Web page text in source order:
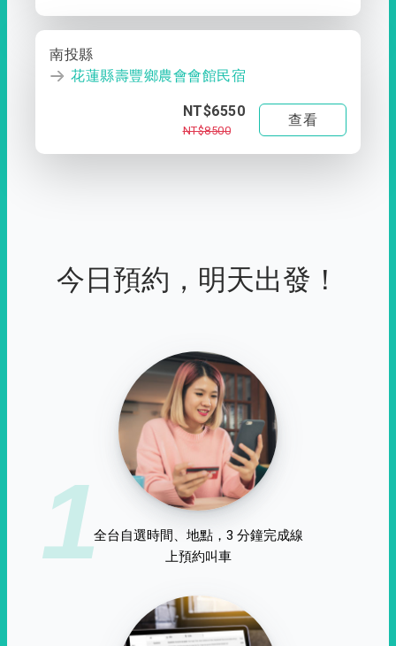
南投縣
花蓮縣壽豐鄉農會會館民宿
NT$6550
NT$8500
查看
今日預約，明天出發！
1全台自選時間、地點，3 分鐘完成線
上預約叫車